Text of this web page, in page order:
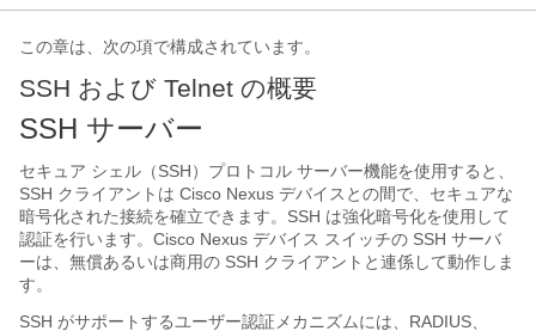
この章は、次の項で構成されています。
SSH および Telnet の概要
SSH サーバー
セキュア シェル（SSH）プロトコル サーバー機能を使用すると、
SSH クライアントは Cisco Nexus デバイス との間で、セキュアな
暗号化された接続を確立できます。SSH は強化暗号化を使用して
認証を行います。 Cisco Nexus デバイス スイッチの SSH サーバ
ーは、無償あるいは商用の SSH クライアントと連係して動作しま
す。
SSH がサポートするユーザー認証メカニズムには、RADIUS、